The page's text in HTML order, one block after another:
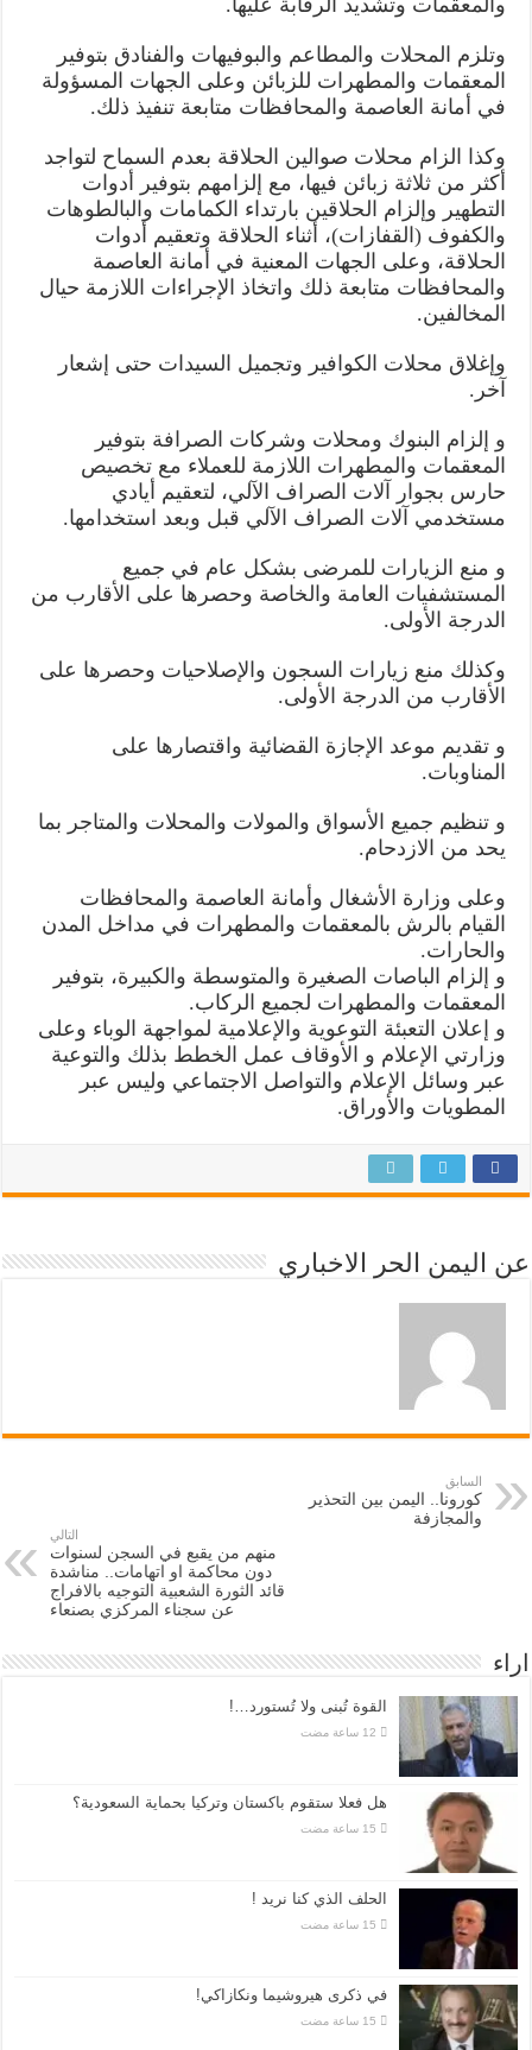
وتلزم المحلات والمطاعم والبوفيهات والفنادق بتوفير
المعقمات والمطهرات للزبائن وعلى الجهات المسؤولة
في أمانة العاصمة والمحافظات متابعة تنفيذ ذلك.
وكذا الزام محلات صوالين الحلاقة بعدم السماح لتواجد
أكثر من ثلاثة زبائن فيها، مع إلزامهم بتوفير أدوات
التطهير وإلزام الحلاقين بارتداء الكمامات والبالطوهات
والكفوف (القفازات)، أثناء الحلاقة وتعقيم أدوات
الحلاقة، وعلى الجهات المعنية في أمانة العاصمة
والمحافظات متابعة ذلك واتخاذ الإجراءات اللازمة حيال
المخالفين.
وإغلاق محلات الكوافير وتجميل السيدات حتى إشعار
آخر.
و إلزام البنوك ومحلات وشركات الصرافة بتوفير
المعقمات والمطهرات اللازمة للعملاء مع تخصيص
حارس بجوار آلات الصراف الآلي، لتعقيم أيادي
مستخدمي آلات الصراف الآلي قبل وبعد استخدامها.
و منع الزيارات للمرضى بشكل عام في جميع
المستشفيات العامة والخاصة وحصرها على الأقارب من
الدرجة الأولى.
وكذلك منع زيارات السجون والإصلاحيات وحصرها على
الأقارب من الدرجة الأولى.
و تقديم موعد الإجازة القضائية واقتصارها على
المناوبات.
و تنظيم جميع الأسواق والمولات والمحلات والمتاجر بما
يحد من الازدحام.
وعلى وزارة الأشغال وأمانة العاصمة والمحافظات
القيام بالرش بالمعقمات والمطهرات في مداخل المدن
والحارات.
و إلزام الباصات الصغيرة والمتوسطة والكبيرة، بتوفير
المعقمات والمطهرات لجميع الركاب.
و إعلان التعبئة التوعوية والإعلامية لمواجهة الوباء وعلى
وزارتي الإعلام و الأوقاف عمل الخطط بذلك والتوعية
عبر وسائل الإعلام والتواصل الاجتماعي وليس عبر
المطويات والأوراق.
عن اليمن الحر الاخباري
السابق
كورونا.. اليمن بين التحذير
والمجازفة
التالي
منهم من يقبع في السجن لسنوات
دون محاكمة او اتهامات.. مناشدة
قائد الثورة الشعبية التوجيه بالافراج
عن سجناء المركزي بصنعاء
اراء
القوة تُبنى ولا تُستورد…!
هل فعلا ستقوم باكستان وتركيا بحماية السعودية؟
الحلف الذي كنا نريد !
في ذكرى هيروشيما ونكازاكي!